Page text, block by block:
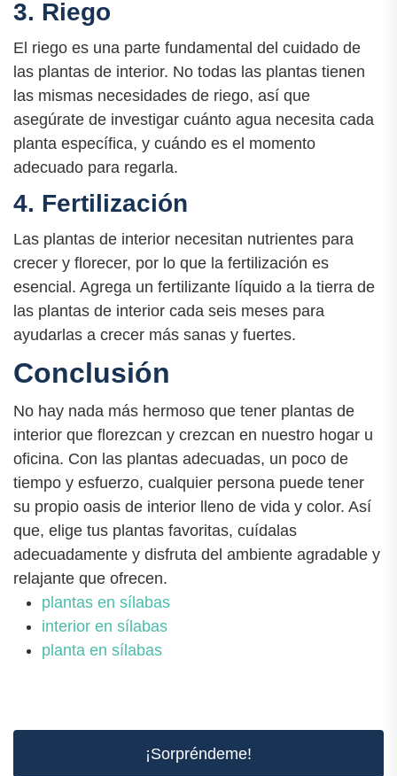
3. Riego
El riego es una parte fundamental del cuidado de
las plantas de interior. No todas las plantas tienen
las mismas necesidades de riego, así que
asegúrate de investigar cuánto agua necesita cada
planta específica, y cuándo es el momento
adecuado para regarla.
4. Fertilización
Las plantas de interior necesitan nutrientes para
crecer y florecer, por lo que la fertilización es
esencial. Agrega un fertilizante líquido a la tierra de
las plantas de interior cada seis meses para
ayudarlas a crecer más sanas y fuertes.
Conclusión
No hay nada más hermoso que tener plantas de
interior que florezcan y crezcan en nuestro hogar u
oficina. Con las plantas adecuadas, un poco de
tiempo y esfuerzo, cualquier persona puede tener
su propio oasis de interior lleno de vida y color. Así
que, elige tus plantas favoritas, cuídalas
adecuadamente y disfruta del ambiente agradable y
relajante que ofrecen.
plantas en sílabas
interior en sílabas
planta en sílabas
¡Sorpréndeme!